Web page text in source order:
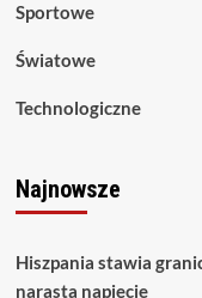
Sportowe
Światowe
Technologiczne
Najnowsze
Hiszpania stawia
narasta napięcie